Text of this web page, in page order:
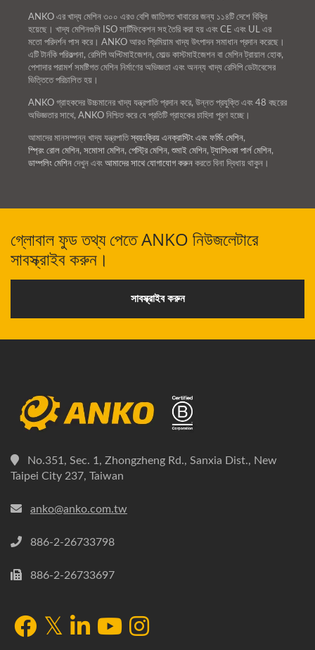
ANKO এর খাদ্য মেশিন ৩০০ এরও বেশি জাতিগত খাবারের জন্য ১১৪টি দেশে বিক্রি
হয়েছে। খাদ্য মেশিনগুলি ISO সার্টিফিকেশন সহ তৈরি করা হয় এবং CE এবং UL এর
মতো পরিদর্শন পাস করে। ANKO আরও প্রিমিয়াম খাদ্য উৎপাদন সমাধান প্রদান করেছে।
এটি টার্নকি পরিকল্পনা, রেসিপি অপ্টিমাইজেশন, মোল্ড কাস্টমাইজেশন বা মেশিন ট্রায়াল হোক,
পেশাদার পরামর্শ সমষ্টিগত মেশিন নির্মাণের অভিজ্ঞতা এবং অনন্য খাদ্য রেসিপি ডেটাবেসের
ভিত্তিতে পরিচালিত হয়।
ANKO গ্রাহকদের উচ্চমানের খাদ্য যন্ত্রপাতি প্রদান করে, উন্নত প্রযুক্তি এবং 48 বছরের
অভিজ্ঞতার সাথে, ANKO নিশ্চিত করে যে প্রতিটি গ্রাহকের চাহিদা পূরণ হচ্ছে।
আমাদের মানসম্পন্ন খাদ্য যন্ত্রপাতিস্বয়ংক্রিয় এনক্রাস্টিং এবং ফর্মিং মেশিন,
স্প্রিং রোল মেশিন, সমোসা মেশিন, পেস্ট্রি মেশিন, শুমাই মেশিন,ট্যাপিওকা পার্ল মেশিন,
ডাম্পলিং মেশিন দেখুন এবং আমাদের সাথে যোগাযোগ করুন করতে বিনা দ্বিধায় থাকুন।
গ্লোবাল ফুড তথ্য পেতে ANKO নিউজলেটারে
সাবস্ক্রাইব করুন।
সাবস্ক্রাইব করুন
No.351, Sec. 1, Zhongzheng Rd., Sanxia Dist., New
Taipei City 237, Taiwan
anko@anko.com.tw
886-2-26733798
886-2-26733697